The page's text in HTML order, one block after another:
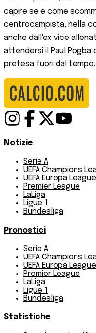
capire se e come
centrocampista, nella
anche dall'ex vice
attendersi il Paul Pogba
pretesa fuori dal tempo.
Notizie
Serie A
UEFA Champions
UEFA Europa
Premier League
LaLiga
Ligue 1
Bundesliga
Pronostici
Serie A
UEFA Champions
UEFA Europa
Premier League
LaLiga
Ligue 1
Bundesliga
Statistiche